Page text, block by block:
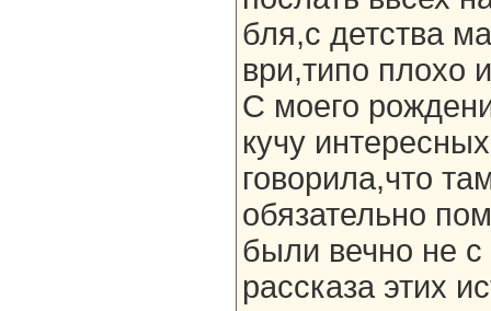
бля,с детства
ври,типо плохо
С моего
кучу
говорила,что
обязательно
были вечно не
рассказа этих